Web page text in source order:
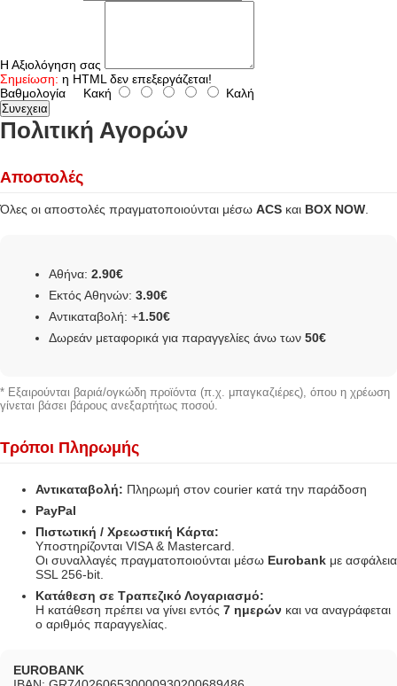
Η Αξιολόγηση σας
Σημείωση: η HTML δεν επεξεργάζεται!
Βαθμολογία Κακή Καλή
Συνεχεια
Πολιτική Αγορών
Αποστολές
Όλες οι αποστολές πραγματοποιούνται μέσω ACS και BOX NOW
Αθήνα: 2.90€
Εκτός Αθηνών: 3.90€
Αντικαταβολή: +1.50€
Δωρεάν μεταφορικά για παραγγελίες άνω των 50€
* Εξαιρούνται βαριά/ογκώδη προϊόντα (π.χ. μπαγκαζιέρες), όπου η χρέωση
γίνεται βάσει βάρους ανεξαρτήτως ποσού.
Τρόποι Πληρωμής
Αντικαταβολή: Πληρωμή στον courier κατά την παράδοση
PayPal
Πιστωτική / Χρεωστική Κάρτα:
Υποστηρίζονται VISA & Mastercard.
Οι συναλλαγές πραγματοποιούνται μέσω Eurobank με ασφάλεια
SSL 256-bit.
Κατάθεση σε Τραπεζικό Λογαριασμό:
Η κατάθεση πρέπει να γίνει εντός 7 ημερών και να αναγράφεται
ο αριθμός παραγγελίας.
EUROBANK